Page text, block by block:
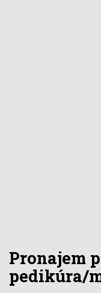
Pronajem
pedikúra/